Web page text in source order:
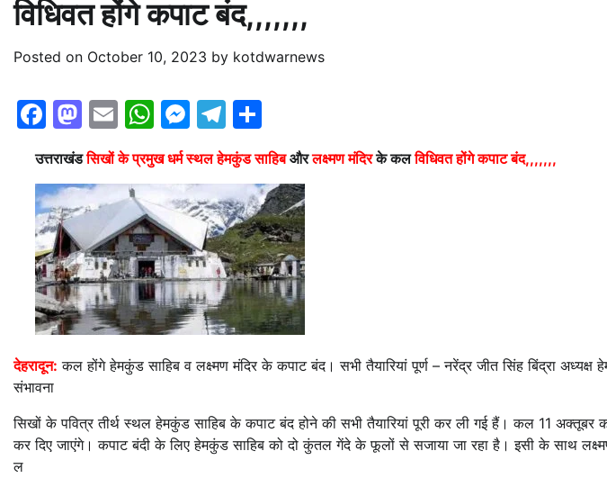
विधिवत होंगे कपाट बंद,,,,,,,
Posted on October 10, 2023 by kotdwarnews
Facebook
Mastodon
EmailWhatsApp
Messenger
Telegram
उत्तराखंडसिखों के प्रमुख धर्म स्थल हेमकुंड साहिबऔरलक्ष्मण मंदिरके कलविधिवत होंगे कपाट बंद,,,,,,,
देहरादून: कल होंगे हेमकुंड साहिब व लक्ष्मण मंदिर के कपाट बंद। सभी तैयारियां पूर्ण – नरेंद्र जीत सिंह बिंद्रा
संभावना
सिखों के पवित्र तीर्थ स्थल हेमकुंड साहिब के कपाट बंद होने की सभी तैयारियां पूरी कर ली गई हैं। कल 11
कर दिए जाएंगे। कपाट बंदी के लिए हेमकुंड साहिब को दो कुंतल गेंदे के फूलों से सजाया जा रहा है। इसी के साथ
ल